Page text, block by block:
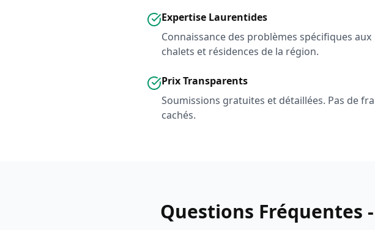
Expertise Laurentides
Connaissance des problèmes spécifiques aux
chalets et résidences de la région.
Prix Transparents
Soumissions gratuites et détaillées. Pas de
cachés.
Questions Fréquentes